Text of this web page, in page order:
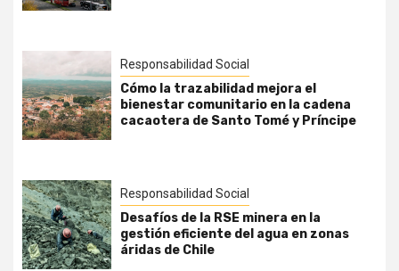
Responsabilidad Social
Cómo la trazabilidad mejora el
bienestar comunitario en la cadena
cacaotera de Santo Tomé y Príncipe
Responsabilidad Social
Desafíos de la RSE minera en la
gestión eficiente del agua en zonas
áridas de Chile